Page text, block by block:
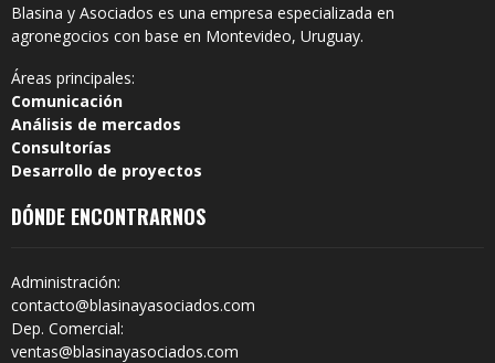
Blasina y Asociados es una empresa especializada en
agronegocios con base en Montevideo, Uruguay.
Áreas principales:
Comunicación
Análisis de mercados
Consultorías
Desarrollo de proyectos
DÓNDE ENCONTRARNOS
Administración:
contacto@blasinayasociados.com
Dep. Comercial:
ventas@blasinayasociados.com